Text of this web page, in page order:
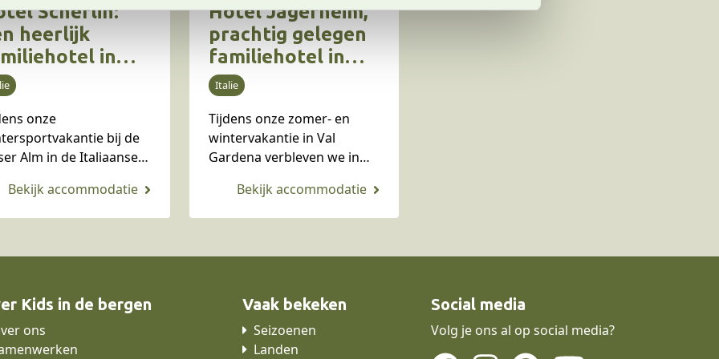
Scherlin:
heerlijk
in
Gardena in
onze
bij de
Alm in de Italiaanse
Scherlin, gelegen
Ortisei en
met binnen- en
Hotel Jägerheim,
prachtig gelegen
familiehotel in
Val Gardena in de
Italiaanse
Dolomieten
Italie
Tijdens onze zomer- en
wintervakantie in Val
Gardena verbleven we in
Gardena. Hotel Jägerheim is
typisch zo’n plekje die je het
…
Kids in de bergen
ons
Vaak bekeken
Seizoenen
Landen
Social media
Volg je ons al op social media?